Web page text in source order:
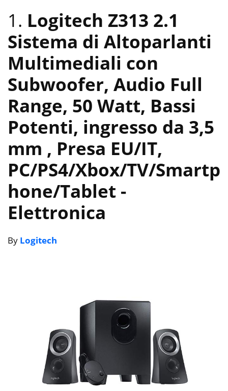
1. Logitech Z313 2.1
Sistema di Altoparlanti
Multimediali con
Subwoofer, Audio Full
Range, 50 Watt, Bassi
Potenti, ingresso da 3,5
mm , ‎Presa EU/IT,
PC/PS4/Xbox/TV/Smartp
hone/Tablet -
Elettronica
By Logitech